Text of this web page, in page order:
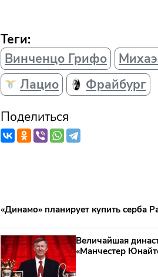
Теги:
Винченцо Грифо
Лацио
Фрайбург
Поделиться
«Динамо» планирует купить серба
Величайшая
«Манчестер